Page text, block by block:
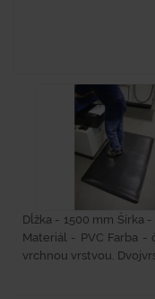
Dĺžka - 1500 mm Šírka
Materiál - PVC Farba -
vrchnou vrstvou.